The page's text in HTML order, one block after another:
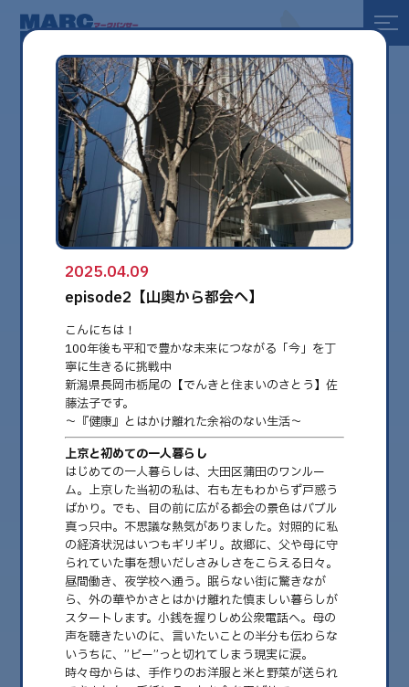
全て
健康
美容
環境
globe
2025.04.09
episode2【山奥から都会へ】
2025.04.09
episode2【山奥から都会へ】
こんにちは！
100年後も平和で豊かな未来につながる「今」を丁
寧に生きるに挑戦中
新潟県長岡市栃尾の【でんきと住まいのさとう】佐
藤法子です。
〜『健康』とはかけ離れた余裕のない生活〜
上京と初めての一人暮らし
はじめての一人暮らしは、大田区蒲田のワンルー
ム。上京した当初の私は、右も左もわからず戸惑う
ばかり。でも、目の前に広がる都会の景色はバブル
真っ只中。不思議な熱気がありました。対照的に私
の経済状況はいつもギリギリ。故郷に、父や母に守
られていた事を想いだしさみしさをこらえる日々。
昼間働き、夜学校へ通う。眠らない街に驚きなが
ら、外の華やかさとはかけ離れた慎ましい暮らしが
スタートします。小銭を握りしめ公衆電話へ。母の
声を聴きたいのに、言いたいことの半分も伝わらな
いうちに、”ビー”っと切れてしまう現実に涙。
時々母からは、手作りのお洋服と米と野菜が送られ